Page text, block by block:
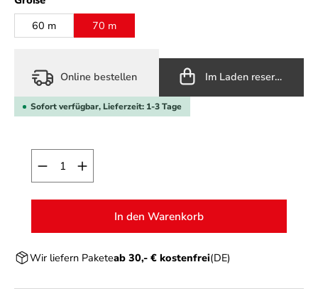
60 m
70 m
Online bestellen Im Laden reservieren
Sofort verfügbar, Lieferzeit: 1-3 Tage
Produkt Anzahl: Gib den gewünschten Wert
In den Warenkorb
Wir liefern Paketeab 30,- € kostenfrei(DE)